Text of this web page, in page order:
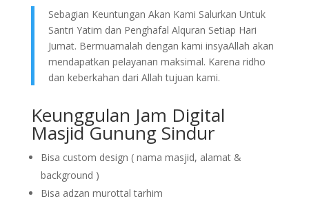
Sebagian Keuntungan Akan Kami Salurkan Untuk
Santri Yatim dan Penghafal Alquran Setiap Hari
Jumat. Bermuamalah dengan kami insyaAllah akan
mendapatkan pelayanan maksimal. Karena ridho
dan keberkahan dari Allah tujuan kami.
Keunggulan Jam Digital
Masjid Gunung Sindur
Bisa custom design ( nama masjid, alamat &
background )
Bisa adzan murottal tarhim